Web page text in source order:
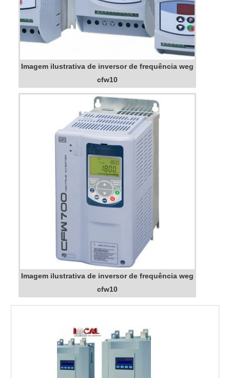
Imagem ilustrativa de inversor de frequência weg
cfw10
Imagem ilustrativa de inversor de frequência weg
cfw10